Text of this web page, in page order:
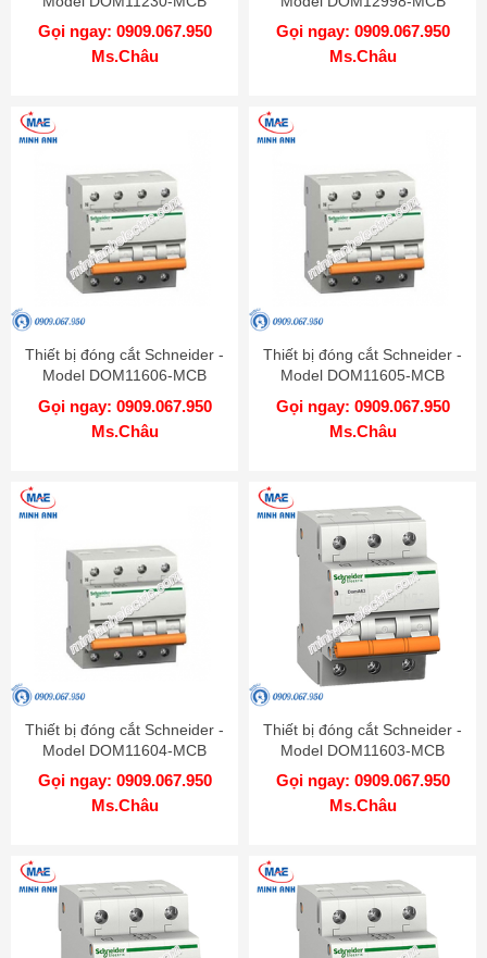
Gọi ngay: 0909.067.950
Ms.Châu
Gọi ngay: 0909.067.950
Ms.Châu
Thiết bị đóng cắt Schneider -
Model DOM11606-MCB
Gọi ngay: 0909.067.950
Ms.Châu
Thiết bị đóng cắt Schneider -
Model DOM11605-MCB
Gọi ngay: 0909.067.950
Ms.Châu
Thiết bị đóng cắt Schneider -
Model DOM11604-MCB
Gọi ngay: 0909.067.950
Ms.Châu
Thiết bị đóng cắt Schneider -
Model DOM11603-MCB
Gọi ngay: 0909.067.950
Ms.Châu